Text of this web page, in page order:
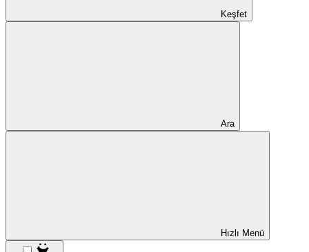
Keşfet
Ara
Hızlı Menü